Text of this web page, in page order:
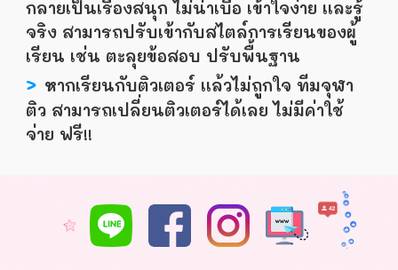
กลายเป็นเรื่องสนุก ไม่น่าเบื่อ เข้าใจง่าย เเละรู้
จริง สามารถปรับเข้ากับสไตล์การเรียนของผู้
เรียน เช่น ตะลุยข้อสอบ ปรับพื้นฐาน
> หากเรียนกับติวเตอร์ เเล้วไม่ถูกใจ ทีมจุฬา
ติว สามารถเปลี่ยนติวเตอร์ได้เลย ไม่มีค่าใช้
จ่าย ฟรี!!